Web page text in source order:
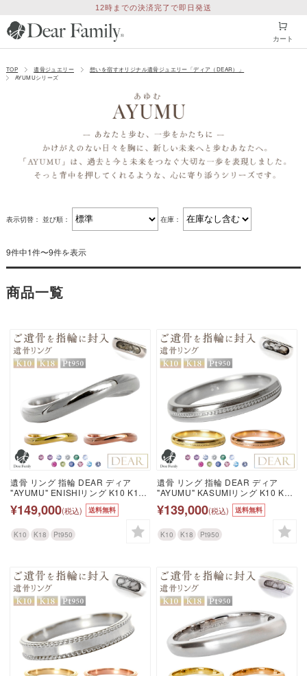
12時までの決済完了で即日発送
カート
TOP 遺骨ジュエリー
想いを宿すオリジナル遺骨ジュエリー「ディア（DEAR）」
AYUMUシリーズ
表示切替： 並び順： 在庫：
9件中1件〜9件を表示
商品一覧
遺骨 リング 指輪 DEAR ディア
"AYUMU" ENISHIリング K10 K18
Pt950 シンプル 名入れ無料 樹脂 封
入 遺骨ジュエリー ILM-006 遺骨封
入 オーダーメイド 名入れ込 手元供
養 水子供養 人間 お骨 加工 遺骨ア
クセサリー メモリアルジュエリー
¥149,000(税込) 送料無料
K10 K18 Pt950
遺骨 リング 指輪 DEAR ディア
"AYUMU" KASUMIリング K10 K18
Pt950 シンプル 名入れ無料 樹脂 封
入 遺骨ジュエリー ILM-005 遺骨封
入 オーダーメイド 名入れ込 手元供
養 水子供養 人間 お骨 加工 遺骨ア
クセサリー メモリアルジュエリー
¥139,000(税込) 送料無料
K10 K18 Pt950